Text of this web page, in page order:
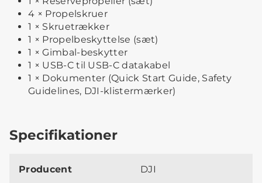
4 × Propelskruer
1 × Skruetrækker
1 × Propelbeskyttelse (sæt)
1 × Gimbal-beskytter
1 × USB-C til USB-C datakabel
1 × Dokumenter (Quick Start Guide, Safety
Guidelines, DJI-klistermærker)
Specifikationer
Producent DJI